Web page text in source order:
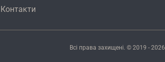
Контакти
Всі права захищені. © 2019 - 2026